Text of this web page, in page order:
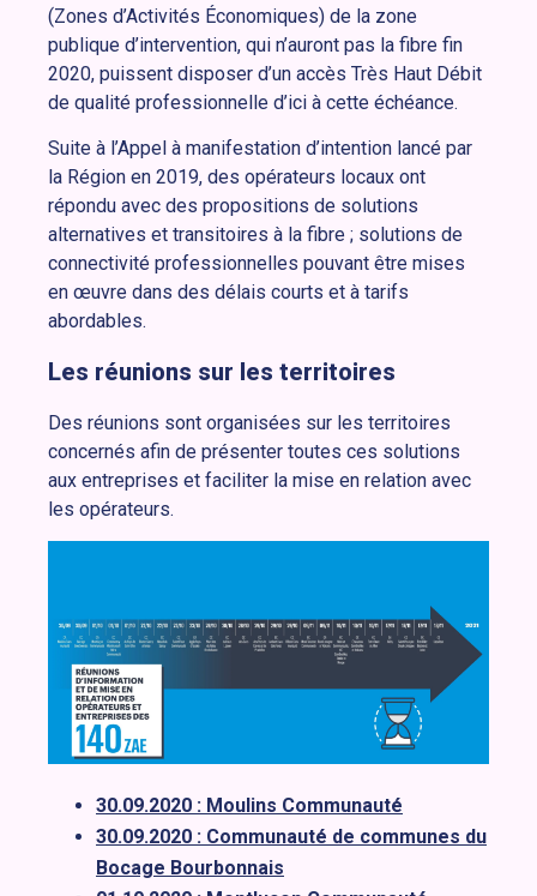
(Zones d’Activités Économiques) de la zone
publique d’intervention, qui n’auront pas la fibre fin
2020, puissent disposer d’un accès Très Haut Débit
de qualité professionnelle d’ici à cette échéance.
Suite à l’Appel à manifestation d’intention lancé par
la Région en 2019, des opérateurs locaux ont
répondu avec des propositions de solutions
alternatives et transitoires à la fibre ; solutions de
connectivité professionnelles pouvant être mises
en œuvre dans des délais courts et à tarifs
abordables.
Les réunions sur les territoires
Des réunions sont organisées sur les territoires
concernés afin de présenter toutes ces solutions
aux entreprises et faciliter la mise en relation avec
les opérateurs.
30.09.2020 : Moulins Communauté
30.09.2020 : Communauté de communes du
Bocage Bourbonnais